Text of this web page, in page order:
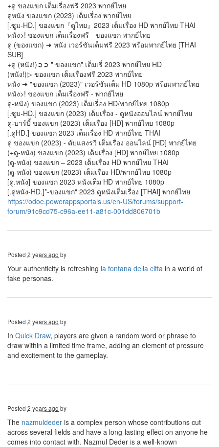
+ดู ของแขก เต็มเรื่องฟรี 2023 พากย์ไทย
ดูหนัง ของแขก (2023) เต็มเรื่อง พากย์ไทย
[.ซูม-HD.] ของแขก『ดูไทย』2023 เต็มเรื่อง HD พากย์ไทย THAI
หนัง>! ของแขก เต็มเรื่องฟรี - ของแขก พากย์ไทย
ดู (ของแขก) ➜ หนัง เวอร์ชันเต็มฟรี 2023 พร้อมพากย์ไทย [THAI
SUB]
+ดู (หนัง!)➲➲ " ของแขก" เต็มเรื่ 2023 พากย์ไทย HD
(หนัง!)▷ ของแขก เต็มเรื่องฟรี 2023 พากย์ไทย
หนัง ➜ "ของแขก (2023)" เวอร์ชันเต็ม HD 1080p พร้อมพากย์ไทย
หนัง>! ของแขก เต็มเรื่องฟรี - พากย์ไทย
ดู-หนัง) ของแขก (2023) เต็มเรื่อง HD/พากย์ไทย 1080p
[.ซูม-HD.] ของแขก (2023) เต็มเรื่อง - ดูหนังออนไลน์ พากย์ไทย
ดู-บาร์บี้ ของแขก (2023) เต็มเรื่อง [HD] พากย์ไทย 1080p
[.ดูHD.] ของแขก 2023 เต็มเรื่อง HD พากย์ไทย THAI
ดู ของแขก (2023) - ดับแสงรวี เต็มเรื่อง ออนไลน์ [HD] พากย์ไทย
(+ดู-หนัง) ของแขก (2023) เต็มเรื่อง [HD] พากย์ไทย 1080p
(ดู-หนัง) ของแขก – 2023 เต็มเรื่อง HD พากย์ไทย THAI
(ดู-หนัง) ของแขก (2023) เต็มเรื่อง HD/พากย์ไทย 1080p
[ดู.หนัง] ของแขก 2023 หนังเต็ม HD พากย์ไทย 1080p
[.ดูหนัง-HD.]*-ของแขก" 2023 ดูหนังเต็มเรื่อง [THAI] พากย์ไทย
https://odoe.powerappsportals.us/en-US/forums/support-
forum/91c9cd75-c96a-ee11-a81c-001dd806701b
Posted 2 years ago by
Your authenticity is refreshing la fontana della citta in a world of
fake personas.
Posted 2 years ago by
In Quick Draw, players are given a random word or phrase to
draw within a limited time frame, adding an element of pressure
and excitement to the gameplay.
Posted 2 years ago by
The nazmuldeder is a complex person whose contributions cut
across several fields and have a long-lasting effect on anyone he
comes into contact with. Nazmul Deder is a well-known